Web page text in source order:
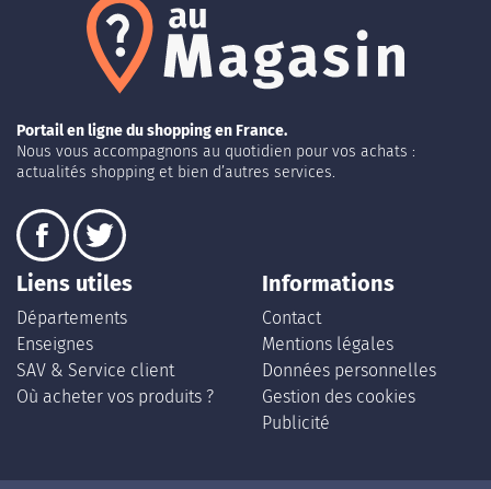
Portail en ligne du shopping en France.
Nous vous accompagnons au quotidien pour vos achats :
actualités shopping et bien d’autres services.
Liens utiles
Départements
Enseignes
SAV & Service client
Où acheter vos produits ?
Informations
Contact
Mentions légales
Données personnelles
Gestion des cookies
Publicité